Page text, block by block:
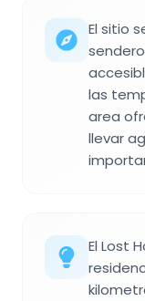
El sitio
las
area
llevar
El Lost